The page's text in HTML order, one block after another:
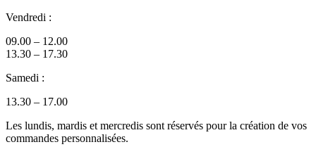
Vendredi :
09.00 – 12.00
13.30 – 17.30
Samedi :
13.30 – 17.00
Les lundis, mardis et mercredis sont réservés pour la création de vos
commandes personnalisées.